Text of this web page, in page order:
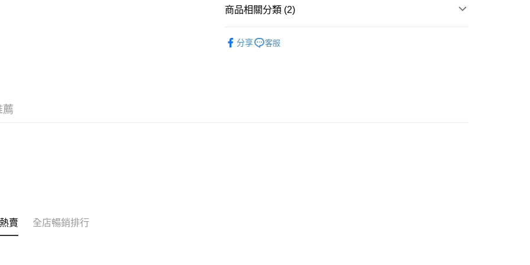
其他轉帳方式
銀行匯款 請將存款存到以下銀行帳戶，並於存款單據寫上訂單編號後電郵
至eshop@colourmix-cosmetics.com** **我們不會處理沒有提供存款單據
商品相關分類 (2)
分享 客服
薦
賣 全店暢銷排行